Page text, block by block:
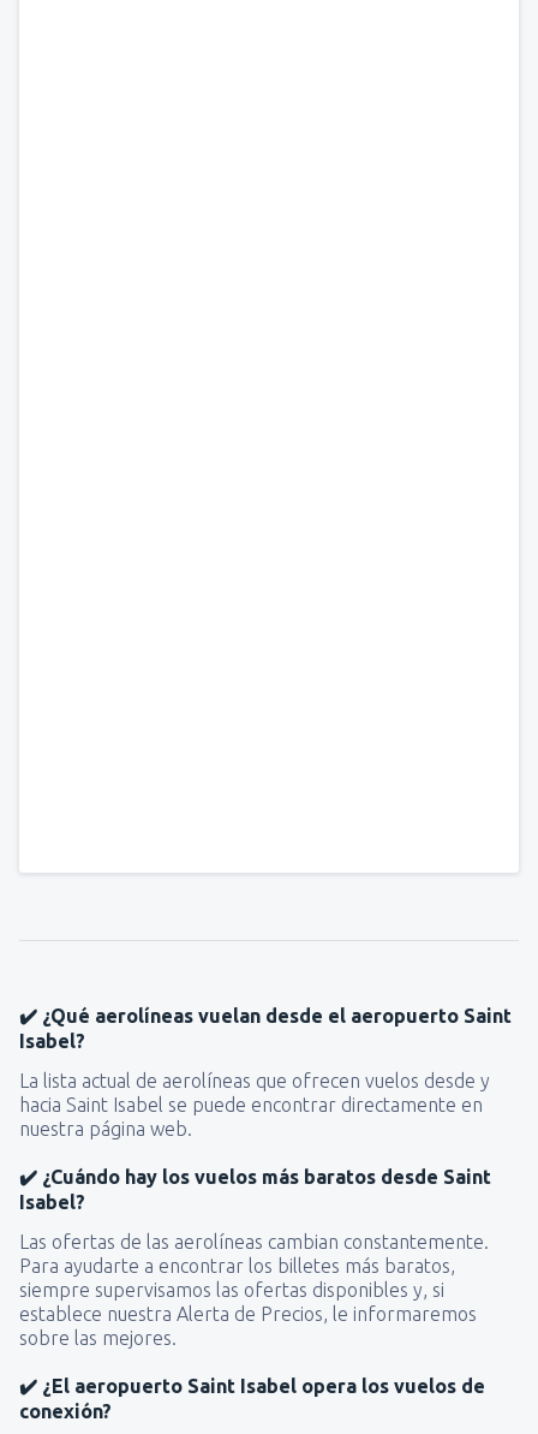
✔️ ¿Qué aerolíneas vuelan desde el aeropuerto Saint
Isabel?
La lista actual de aerolíneas que ofrecen vuelos desde y
hacia Saint Isabel se puede encontrar directamente en
nuestra página web.
✔️ ¿Cuándo hay los vuelos más baratos desde Saint
Isabel?
Las ofertas de las aerolíneas cambian constantemente.
Para ayudarte a encontrar los billetes más baratos,
siempre supervisamos las ofertas disponibles y, si
establece nuestra Alerta de Precios, le informaremos
sobre las mejores.
✔️ ¿El aeropuerto Saint Isabel opera los vuelos de
conexión?